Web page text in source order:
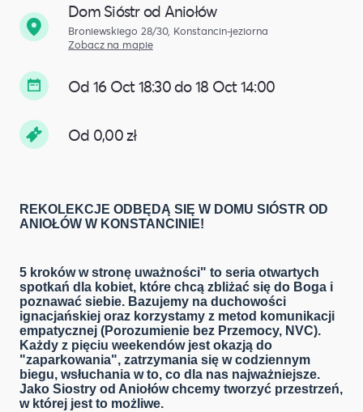
Dom Sióstr od Aniołów
Broniewskiego 28/30, Konstancin-jeziorna
Zobacz na mapie
Od 16 Oct 18:30 do 18 Oct 14:00
Od 0,00 zł
REKOLEKCJE ODBĘDĄ SIĘ W DOMU SIÓSTR OD
ANIOŁÓW W KONSTANCINIE!
5 kroków w stronę uważności" to seria otwartych
spotkań dla kobiet, które chcą zbliżać się do Boga i
poznawać siebie. Bazujemy na duchowości
ignacjańskiej oraz korzystamy z metod komunikacji
empatycznej (Porozumienie bez Przemocy, NVC).
Każdy z pięciu weekendów jest okazją do
"zaparkowania", zatrzymania się w codziennym
biegu, wsłuchania w to, co dla nas najważniejsze.
Jako Siostry od Aniołów chcemy tworzyć przestrzeń,
w której jest to możliwe.